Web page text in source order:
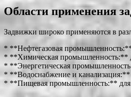
Области применения
Задвижки широко применяются в
* **Нефтегазовая промышленность:**
* **Химическая промышленность:**
* **Энергетическая
* **Водоснабжение и канализация:**
* **Пищевая промышленность:** для